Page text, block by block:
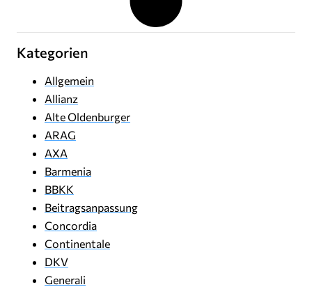
Kategorien
Allgemein
Allianz
Alte Oldenburger
ARAG
AXA
Barmenia
BBKK
Beitragsanpassung
Concordia
Continentale
DKV
Generali